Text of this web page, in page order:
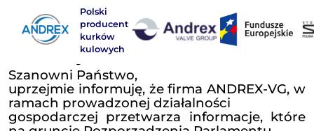
Polski
producent
kurków
Informacja RODO
Szanowni Państwo,
uprzejmie informuję, że firma